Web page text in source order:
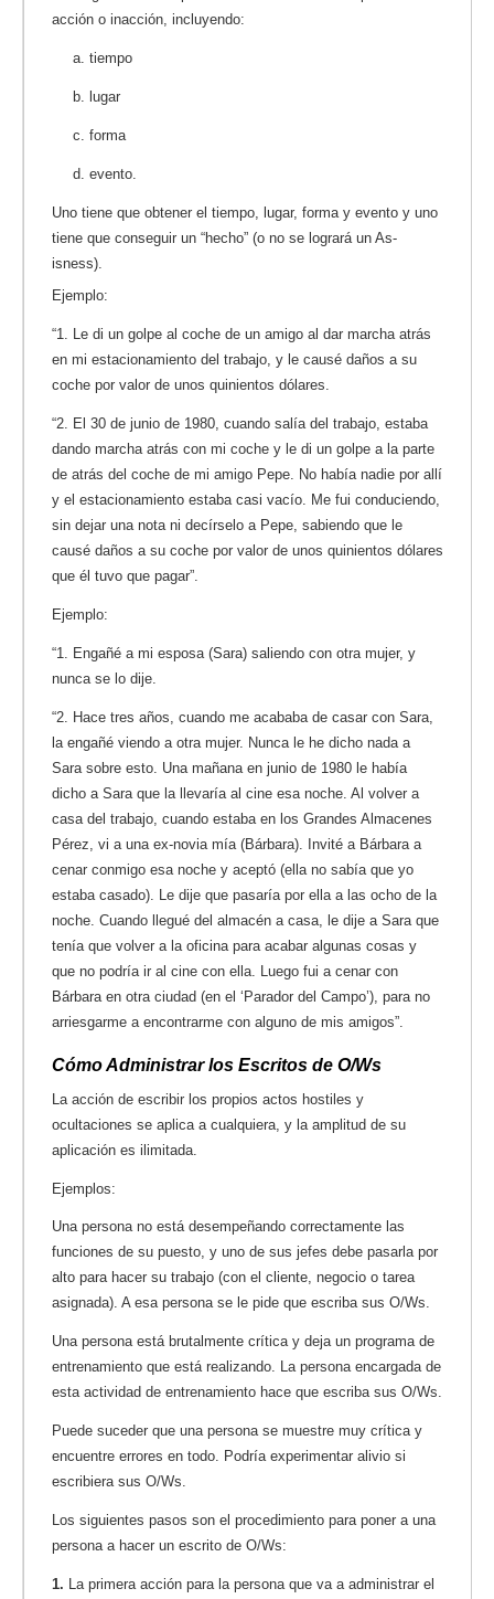
acción o inacción, incluyendo:
a. tiempo
b. lugar
c. forma
d. evento.
Uno tiene que obtener el tiempo, lugar, forma y evento y uno
tiene que conseguir un “hecho” (o no se logrará un As-
isness).
Ejemplo:
“1. Le di un golpe al coche de un amigo al dar marcha atrás
en mi estacionamiento del trabajo, y le causé daños a su
coche por valor de unos quinientos dólares.
“2. El 30 de junio de 1980, cuando salía del trabajo, estaba
dando marcha atrás con mi coche y le di un golpe a la parte
de atrás del coche de mi amigo Pepe. No había nadie por allí
y el estacionamiento estaba casi vacío. Me fui conduciendo,
sin dejar una nota ni decírselo a Pepe, sabiendo que le
causé daños a su coche por valor de unos quinientos dólares
que él tuvo que pagar”.
Ejemplo:
“1. Engañé a mi esposa (Sara) saliendo con otra mujer, y
nunca se lo dije.
“2. Hace tres años, cuando me acababa de casar con Sara,
la engañé viendo a otra mujer. Nunca le he dicho nada a
Sara sobre esto. Una mañana en junio de 1980 le había
dicho a Sara que la llevaría al cine esa noche. Al volver a
casa del trabajo, cuando estaba en los Grandes Almacenes
Pérez, vi a una ex-novia mía (Bárbara). Invité a Bárbara a
cenar conmigo esa noche y aceptó (ella no sabía que yo
estaba casado). Le dije que pasaría por ella a las ocho de la
noche. Cuando llegué del almacén a casa, le dije a Sara que
tenía que volver a la oficina para acabar algunas cosas y
que no podría ir al cine con ella. Luego fui a cenar con
Bárbara en otra ciudad (en el ‘Parador del Campo’), para no
arriesgarme a encontrarme con alguno de mis amigos”.
Cómo Administrar los Escritos de O/Ws
La acción de escribir los propios actos hostiles y
ocultaciones se aplica a cualquiera, y la amplitud de su
aplicación es ilimitada.
Ejemplos:
Una persona no está desempeñando correctamente las
funciones de su puesto, y uno de sus jefes debe pasarla por
alto para hacer su trabajo (con el cliente, negocio o tarea
asignada). A esa persona se le pide que escriba sus O/Ws.
Una persona está brutalmente crítica y deja un programa de
entrenamiento que está realizando. La persona encargada de
esta actividad de entrenamiento hace que escriba sus O/Ws.
Puede suceder que una persona se muestre muy crítica y
encuentre errores en todo. Podría experimentar alivio si
escribiera sus O/Ws.
Los siguientes pasos son el procedimiento para poner a una
persona a hacer un escrito de O/Ws:
1. La primera acción para la persona que va a administrar el